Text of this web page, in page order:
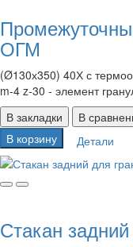
ОГМ
(Ø130х350) 40Х с
m-4 z-30 - элемент
В закладки
В
В корзину
Детали
Стакан